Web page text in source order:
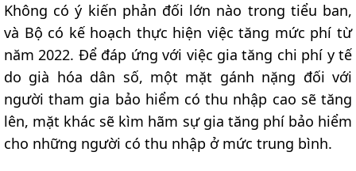
Không có ý kiến phản đối lớn nào trong tiểu ban,
và Bộ có kế hoạch thực hiện việc tăng mức phí từ
năm 2022. Để đáp ứng với việc gia tăng chi phí y tế
do già hóa dân số, một mặt gánh nặng đối với
người tham gia bảo hiểm có thu nhập cao sẽ tăng
lên, mặt khác sẽ kìm hãm sự gia tăng phí bảo hiểm
cho những người có thu nhập ở mức trung bình.